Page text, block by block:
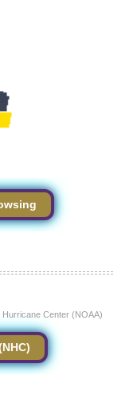
Hurricane Center (NOAA)